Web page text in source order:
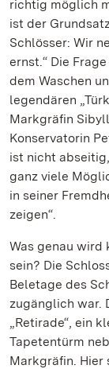
richtig möglich
ist der
Schlösser: Wir
ernst.“ Die
dem Waschen
legendären
Markgräfin
Konservatorin
ist nicht
ganz viele
in seiner
zeigen“.
Was genau wird
sein? Die
Beletage des
zugänglich war.
„Retirade“, ein
Tapetentürm
Markgräfin. Hier